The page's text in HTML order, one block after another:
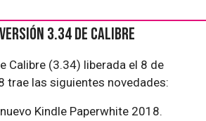
3.34 de Calibre
Calibre (3.34) liberada el 8 de
trae las siguientes novedades:
Kindle Paperwhite 2018.